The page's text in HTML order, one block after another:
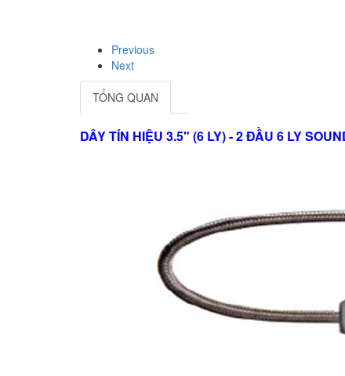
Previous
Next
TỔNG QUAN
DÂY TÍN HIỆU 3.5" (6 LY) - 2 ĐẦU 6 LY